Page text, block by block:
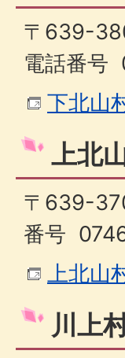
〒639-
電話番号
下北山
上北
〒639-
番号
上北山
川上